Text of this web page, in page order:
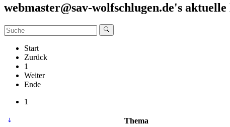
webmaster@sav-wolfschlugen.de's
Start
Zurück
1
Weiter
Ende
1
Thema